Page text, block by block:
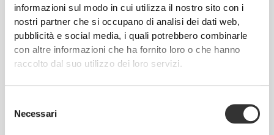
informazioni sul modo in cui utilizza il nostro sito con i
nostri partner che si occupano di analisi dei dati web,
pubblicità e social media, i quali potrebbero combinarle
con altre informazioni che ha fornito loro o che hanno
raccolto dal suo utilizzo dei loro servizi.
delNecessari
aiutarti a rimanere fresca.
PROGETTATO CON LA
TECNOLOGIA
REVOKNIT